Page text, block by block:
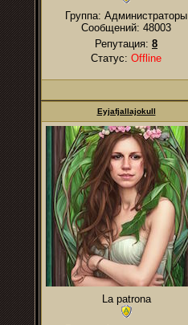
Группа: Администраторы
Сообщений: 48003
Репутация: 8
Статус: Offline
Eyjafjallajokull
La patrona